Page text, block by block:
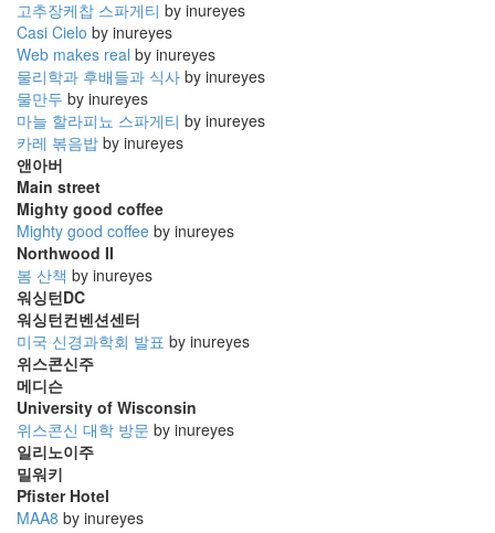
고추장케찹 스파게티 by inureyes
Casi Cielo by inureyes
Web makes real by inureyes
물리학과 후배들과 식사 by inureyes
물만두 by inureyes
마늘 할라피뇨 스파게티 by inureyes
카레 볶음밥 by inureyes
앤아버
Main street
Mighty good coffee
Mighty good coffee by inureyes
Northwood II
봄 산책 by inureyes
워싱턴DC
워싱턴컨벤션센터
미국 신경과학회 발표 by inureyes
위스콘신주
메디슨
University of Wisconsin
위스콘신 대학 방문 by inureyes
일리노이주
밀워키
Pfister Hotel
MAA8 by inureyes